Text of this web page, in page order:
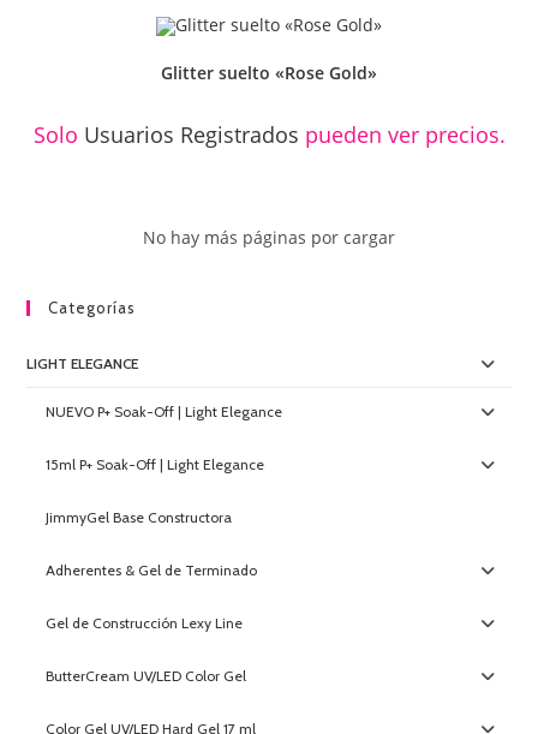
Glitter suelto «Rose Gold»
Solo Usuarios Registrados pueden ver precios.
No hay más páginas por cargar
Categorías
LIGHT ELEGANCE
NUEVO P+ Soak-Off | Light Elegance
15ml P+ Soak-Off | Light Elegance
JimmyGel Base Constructora
Adherentes & Gel de Terminado
Gel de Construcción Lexy Line
ButterCream UV/LED Color Gel
Color Gel UV/LED Hard Gel 17 ml